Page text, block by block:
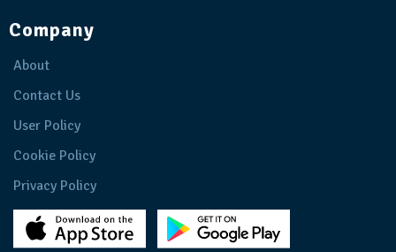
Company
About
Contact Us
User Policy
Cookie Policy
Privacy Policy